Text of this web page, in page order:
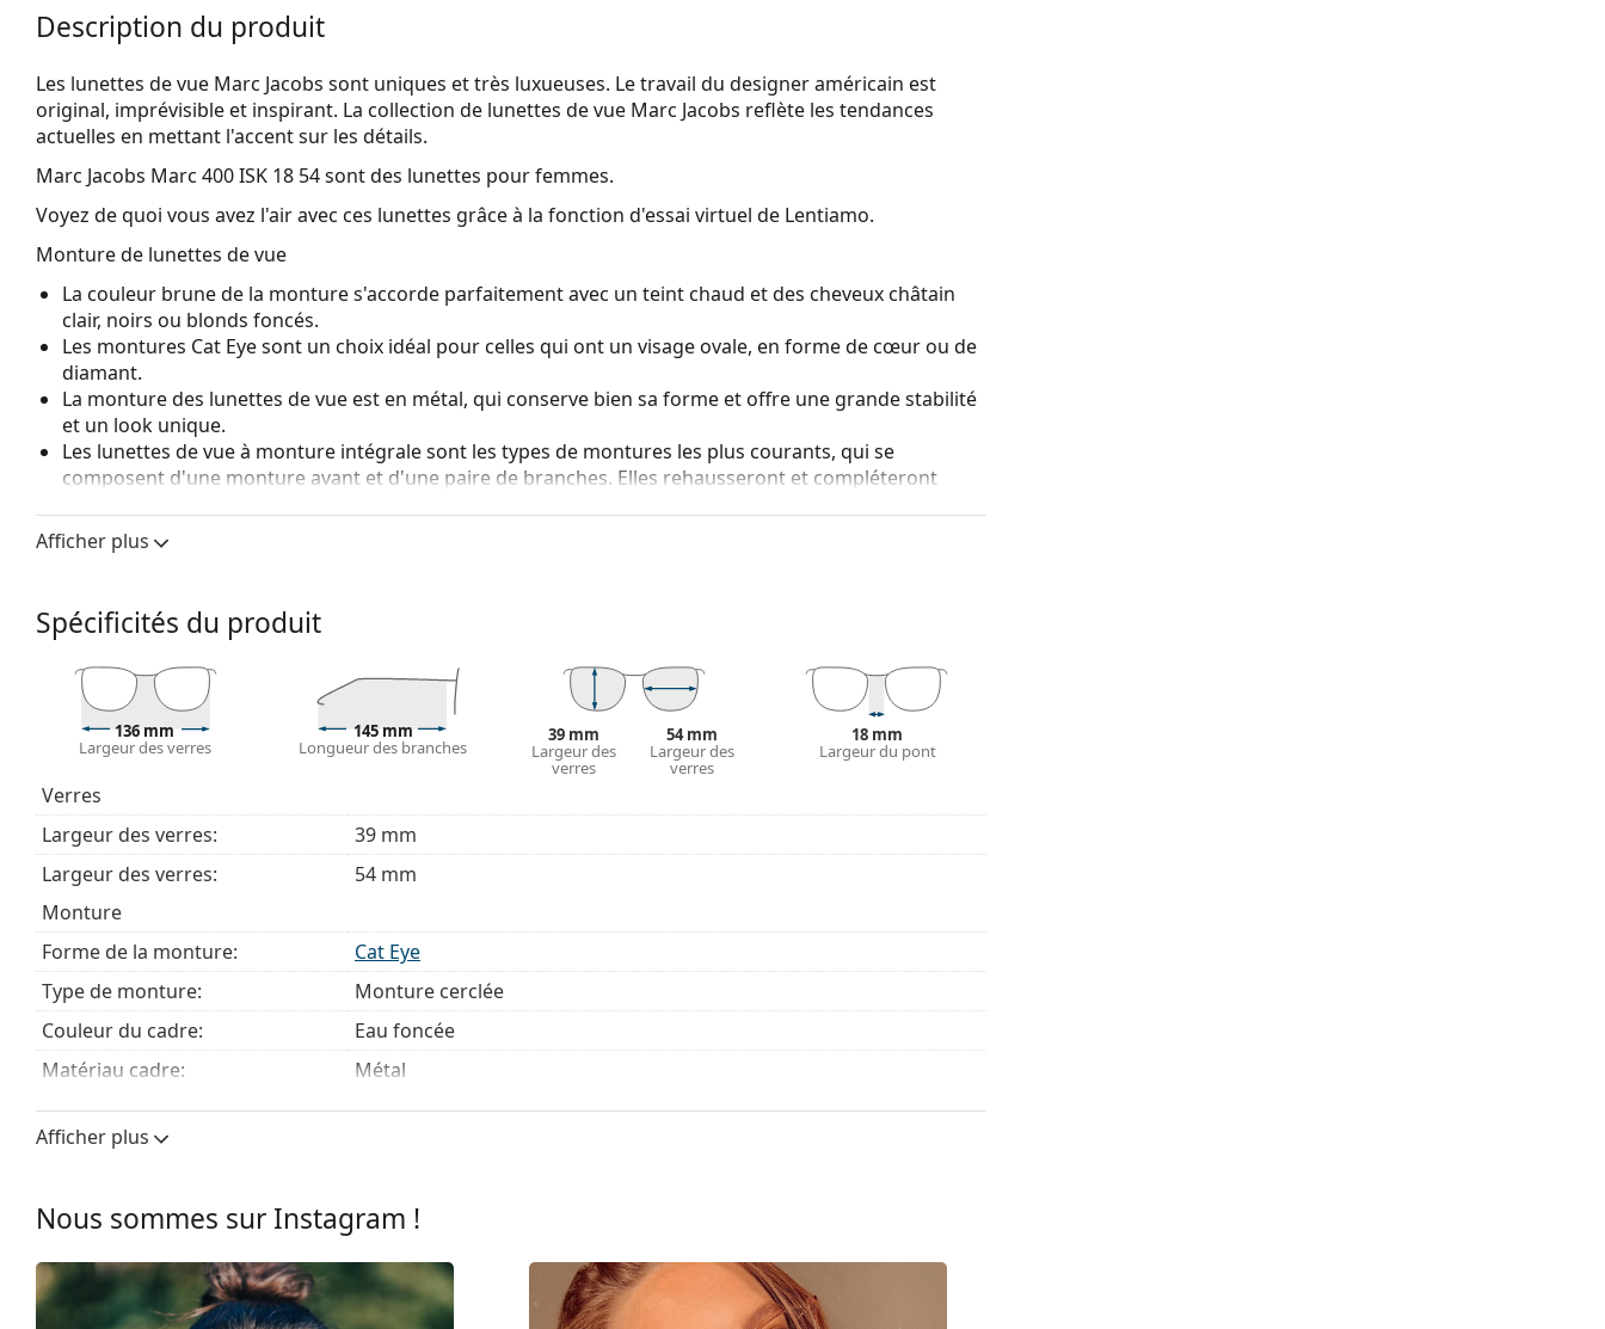
Description du produit
Les lunettes de vue Marc Jacobs sont uniques et très luxueuses. Le travail du designer américain est
original, imprévisible et inspirant. La collection de lunettes de vue Marc Jacobs reflète les tendances
actuelles en mettant l'accent sur les détails.
Marc Jacobs Marc 400 ISK 18 54sont des lunettes pour femmes.
Voyez de quoi vous avez l'air avec ces lunettes grâce à la fonction d'essai virtuel de Lentiamo.
Monture de lunettes de vue
La couleur brune de la monture s'accorde parfaitement avec un teint chaud et des cheveux châtain
clair, noirs ou blonds foncés.
Les montures Cat Eye sont un choix idéal pour celles qui ont un visage ovale, en forme de cœur ou de
diamant.
La monture des lunettes de vue est en métal, qui conserve bien sa forme et offre une grande stabilité
et un look unique.
Les lunettes de vue à monture intégrale sont les types de montures les plus courants, qui se
composent d'une monture avant et d'une paire de branches. Elles rehausseront et compléteront
fait qu'elles enferment entièrement le verre, et surtout leur protection contre les dommages. Ce type
de monture convient à tous les verres, y compris les verres de plus grande puissance optique.
Nous livrons les lunettes dans leur étui d'origine. La couleur de l'étui et son design peuvent varier.
Le chiffon fourni est idéal pour le nettoyage et l'entretien des lunettes. Certains modèles peuvent être
livrés avec un sac en tissu au lieu d'un chiffon.
Explorez la gamme complète delunettes de vue pour découvrir d'autres styles ou consultez notre
des lunettessi vous avez besoin d'aide pour choisir.
Ceci est un dispositif médical. Lisez le mode d'emploi avant l'utilisation.
Afficher plus
Spécificités du produit
136 mm
Largeur des verres
145 mm
Longueur des branches
39 mm
Largeur des
verres
54 mm
Largeur des
verres
18 mm
Largeur du pont
Verres
Largeur des verres:
39 mm
Largeur des verres:
54 mm
Monture
Forme de la monture:
Cat Eye
Type de monture:
Monture cerclée
Couleur du cadre:
Eau foncée
Matériau cadre:
Métal
Taille:
M
Largeur des verres:
Largeur du pont:
18 mm
Poids:
40 g
Plaquettes de nez ajustables:
Non
Afficher plus
Nous sommes sur Instagram !